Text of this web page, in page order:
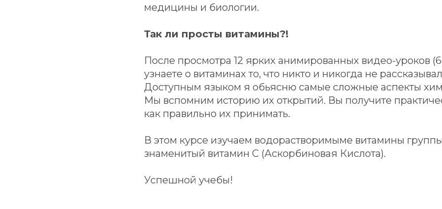
медицины и биологии.
Так ли просты витамины?!
После просмотра 12 ярких анимированных видео-уроков
узнаете о витаминах то, что никто и никогда не
Доступным языком я обьясню самые сложные аспекты
Мы вспомним историю их открытий. Вы получите
как правильно их принимать.
В этом курсе изучаем водорастворимыме витамины
знаменитый витамин С (Аскорбиновая Кислота).
Успешной учебы!